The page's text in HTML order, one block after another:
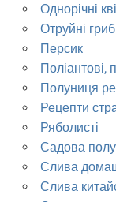
Однорічні
Отруйні
Персик
Поліантові,
Полуниця
Рецепти
Ряболисті
Садова
Слива
Слива